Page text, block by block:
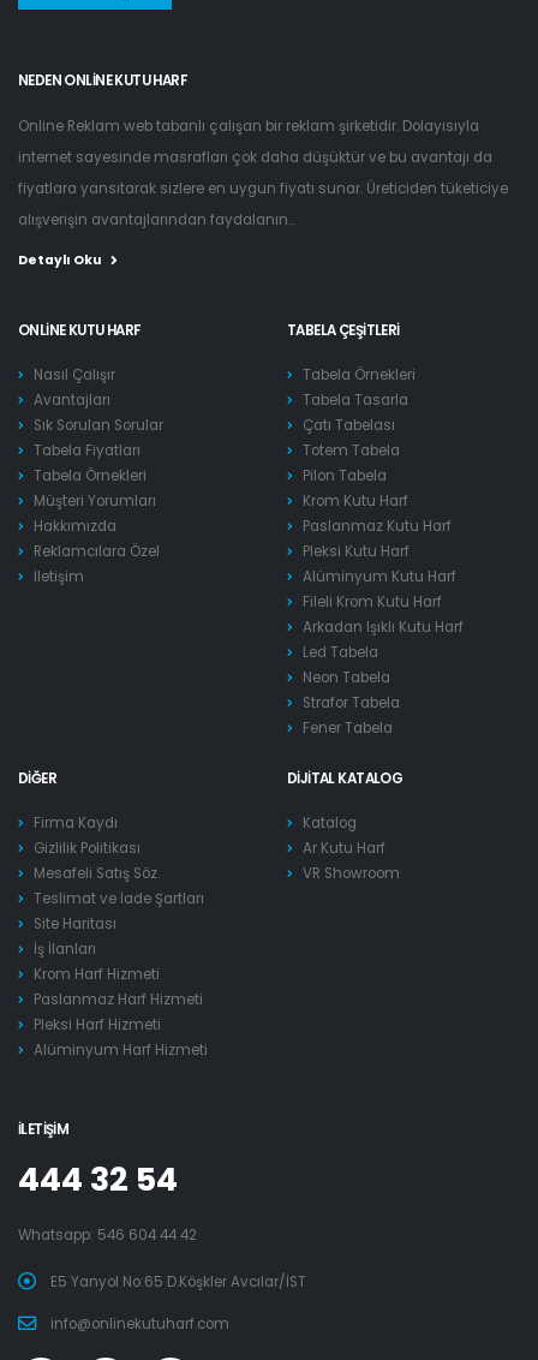
NEDEN ONLINE KUTU HARF
Online Reklam web tabanlı çalışan bir reklam şirketidir. Dolayısıyla
internet sayesinde masrafları çok daha düşüktür ve bu avantajı da
fiyatlara yansıtarak sizlere en uygun fiyatı sunar. Üreticiden tüketiciye
alışverişin avantajlarından faydalanın...
Detaylı Oku
ONLINE KUTU HARF
Nasıl Çalışır
Avantajları
Sık Sorulan Sorular
Tabela Fiyatları
Tabela Örnekleri
Müşteri Yorumları
Hakkımızda
Reklamcılara Özel
İletişim
TABELA ÇEŞITLERI
Tabela Örnekleri
Tabela Tasarla
Çatı Tabelası
Totem Tabela
Pilon Tabela
Krom Kutu Harf
Paslanmaz Kutu Harf
Pleksi Kutu Harf
Alüminyum Kutu Harf
Fileli Krom Kutu Harf
Arkadan Işıklı Kutu Harf
Led Tabela
Neon Tabela
Strafor Tabela
Fener Tabela
DIĞER
Firma Kaydı
Gizlilik Politikası
Mesafeli Satış Söz.
Teslimat ve İade Şartları
Site Haritası
İş İlanları
Krom Harf Hizmeti
Paslanmaz Harf Hizmeti
Pleksi Harf Hizmeti
Alüminyum Harf Hizmeti
DIJITAL KATALOG
Katalog
Ar Kutu Harf
VR Showroom
İLETIŞIM
444 32 54
Whatsapp: 546 604 44 42
E5 Yanyol No:65 D.Köşkler Avcılar/İST
info@onlinekutuharf.com